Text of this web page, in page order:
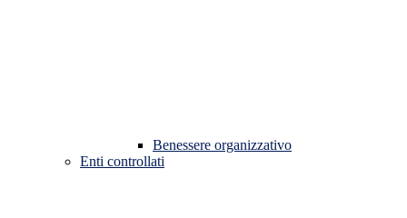
Benessere organizzativo
Enti controllati